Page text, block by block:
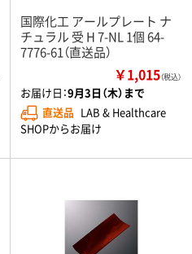
国際化工 アールプレート ナ
チュラル 受 H 7-NL 1個 64-
7776-61（直送品）
￥1,015（税込）
お届け日：9月3日（木）まで
直送品 LAB & Healthcare
SHOPからお届け